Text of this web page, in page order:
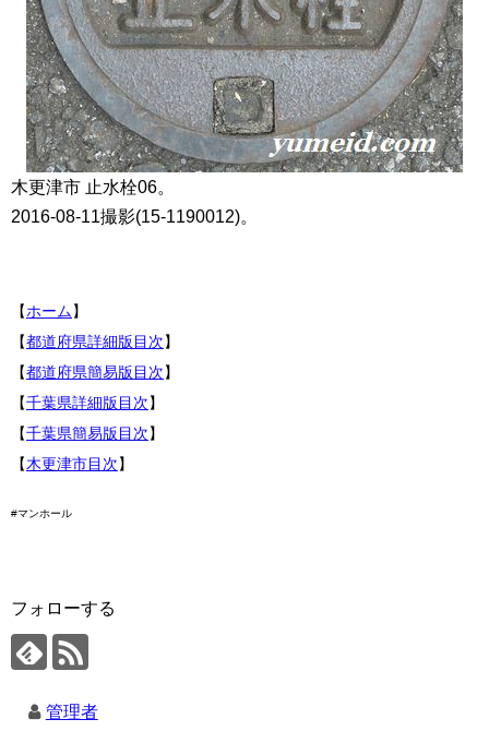
木更津市 止水栓06。
2016-08-11撮影(15-1190012)。
【ホーム】
【都道府県詳細版目次】
【都道府県簡易版目次】
【千葉県詳細版目次】
【千葉県簡易版目次】
【木更津市目次】
#マンホール
フォローする
管理者